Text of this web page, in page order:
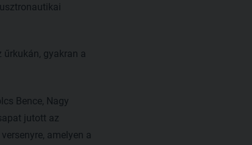
gyakran a
Bence, Nagy
jutott az
amelyen a